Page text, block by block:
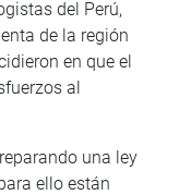
del Perú,
de la región
en que el
al
una ley
ello están